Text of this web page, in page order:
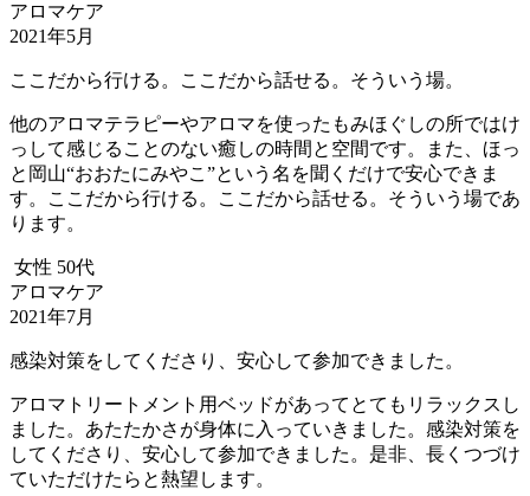
アロマケア
2021年5月
ここだから行ける。ここだから話せる。そういう場。
他のアロマテラピーやアロマを使ったもみほぐしの所ではけ
っして感じることのない癒しの時間と空間です。また、ほっ
と岡山“おおたにみやこ”という名を聞くだけで安心できま
す。ここだから行ける。ここだから話せる。そういう場であ
ります。
女性 50代
アロマケア
2021年7月
感染対策をしてくださり、安心して参加できました。
アロマトリートメント用ベッドがあってとてもリラックスし
ました。あたたかさが身体に入っていきました。感染対策を
してくださり、安心して参加できました。是非、長くつづけ
ていただけたらと熱望します。